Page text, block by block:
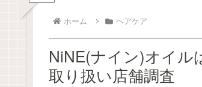
ホーム ヘアケア
NiNE(ナイン)オイル
取り扱い店舗調査